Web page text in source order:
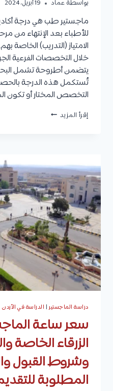
بواسطة عماد 19 أبريل، 2024
ماجستير طب هي درجة
للأطباء بعد الإنتهاء من
الامتياز (التدريب) الخاصة
خلال التخصصات الفرعية
يتضمن أطروحة تشمل
تُستكمل هذه الدرجة
التخصص المختار أو تكون
إقرأ المزيد ماجستير
القبول،
وأفضل
الجامعات
العالمية
والعربية
دراسة الماجستير| الدراسة في الأردن
سعر ساعة
الزرقاء الخاصة
وشروط القبول
المطلوبة